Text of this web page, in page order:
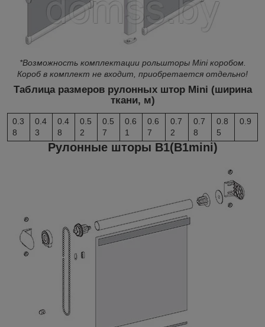
*Возможность комплектации рольшторы Mini коробом.
Короб в комплект не входит, приобретается отдельно!
Таблица размеров рулонных штор Mini (ширина
ткани, м)
0.3
8
0.4
3
0.4
8
0.5
2
0.5
7
0.6
1
0.6
7
0.7
2
0.7
8
0.8
5
0.9
Рулонные шторы B1(B1mini)